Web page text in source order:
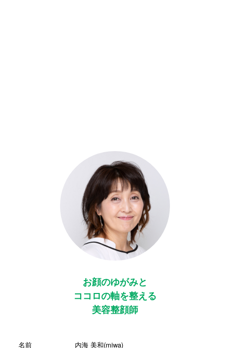
お顔のゆがみと
ココロの軸を整える
美容整顔師
名前 内海 美和(miwa)